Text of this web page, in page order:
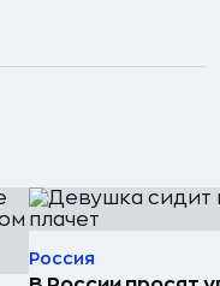
Россия